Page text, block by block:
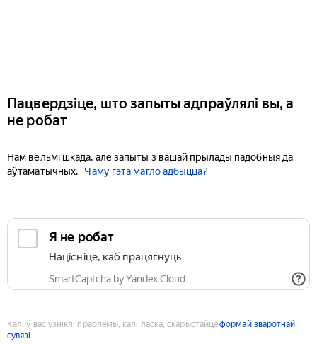
Пацвердзіце, што запыты адпраўлялі вы, а
не робат
Нам вельмі шкада, але запыты з вашай прылады падобныя да
аўтаматычных.
Чаму гэта магло адбыцца?
Я не робат
Націсніце, каб працягнуць
SmartCaptcha by Yandex Cloud
Калі ў вас узніклі праблемы, калі ласка, скарыстайцеформай зваротнай
сувязі